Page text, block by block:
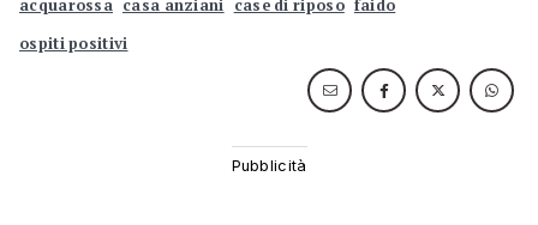
acquarossa casa anziani case di riposo faido
ospiti positivi